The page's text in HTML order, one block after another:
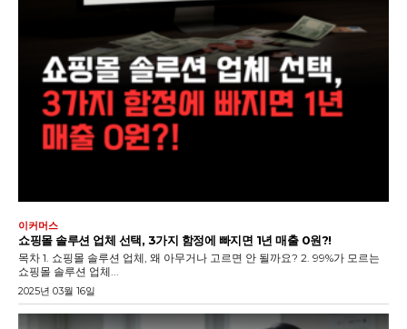
이커머스
쇼핑몰 솔루션 업체 선택, 3가지 함정에 빠지면 1년 매출 0원?!
목차 1. 쇼핑몰 솔루션 업체, 왜 아무거나 고르면 안 될까요? 2. 99%가 모르는
쇼핑몰 솔루션 업체...
2025년 03월 16일